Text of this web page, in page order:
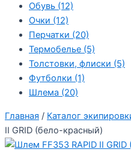
Обувь (12)
Очки (12)
Перчатки (20)
Термобелье (5)
Толстовки, флиски (5)
Футболки (1)
Шлема (20)
Главная / Каталог
II GRID (бело-красный)